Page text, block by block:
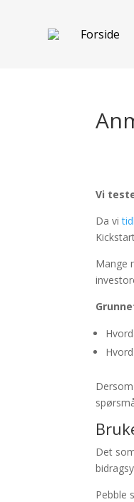
Forside
Vi
Da vi
Mange
Det
Pebble